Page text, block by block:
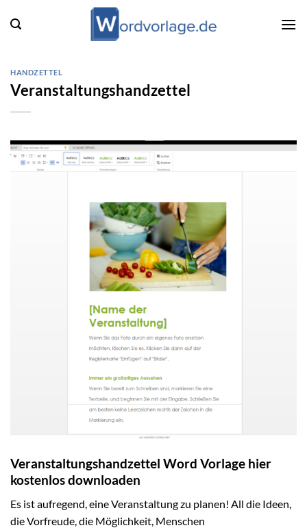
Inhalt
HANDZETTEL
Veranstaltungshandzettel
Veranstaltungshandzettel Word Vorlage hier
kostenlos downloaden
Es ist aufregend, eine Veranstaltung zu planen! All die Ideen,
die Vorfreude, die Möglichkeit, Menschen